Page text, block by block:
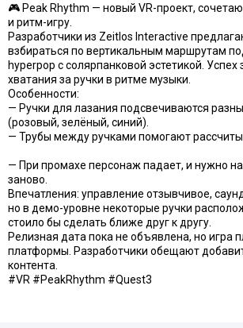
🎮 Peak Rhythm — новый VR-проект,
и ритм-игру.
Разработчики из Zeitlos Interactive
взбираться по вертикальным маршрутам
hyperpop с солярпанковой эстетикой. Успех
хватания за ручки в ритме музыки.
Особенности:
— Ручки для лазания подсвечиваются
(розовый, зелёный, синий).
— Трубы между ручками помогают
— При промахе персонаж падает, и нужно
заново.
Впечатления: управление отзывчивое,
но в демо-уровне некоторые ручки
стоило бы сделать ближе друг к другу.
Релизная дата пока не объявлена, но игра
платформы. Разработчики обещают
контента.
#VR #PeakRhythm #Quest3